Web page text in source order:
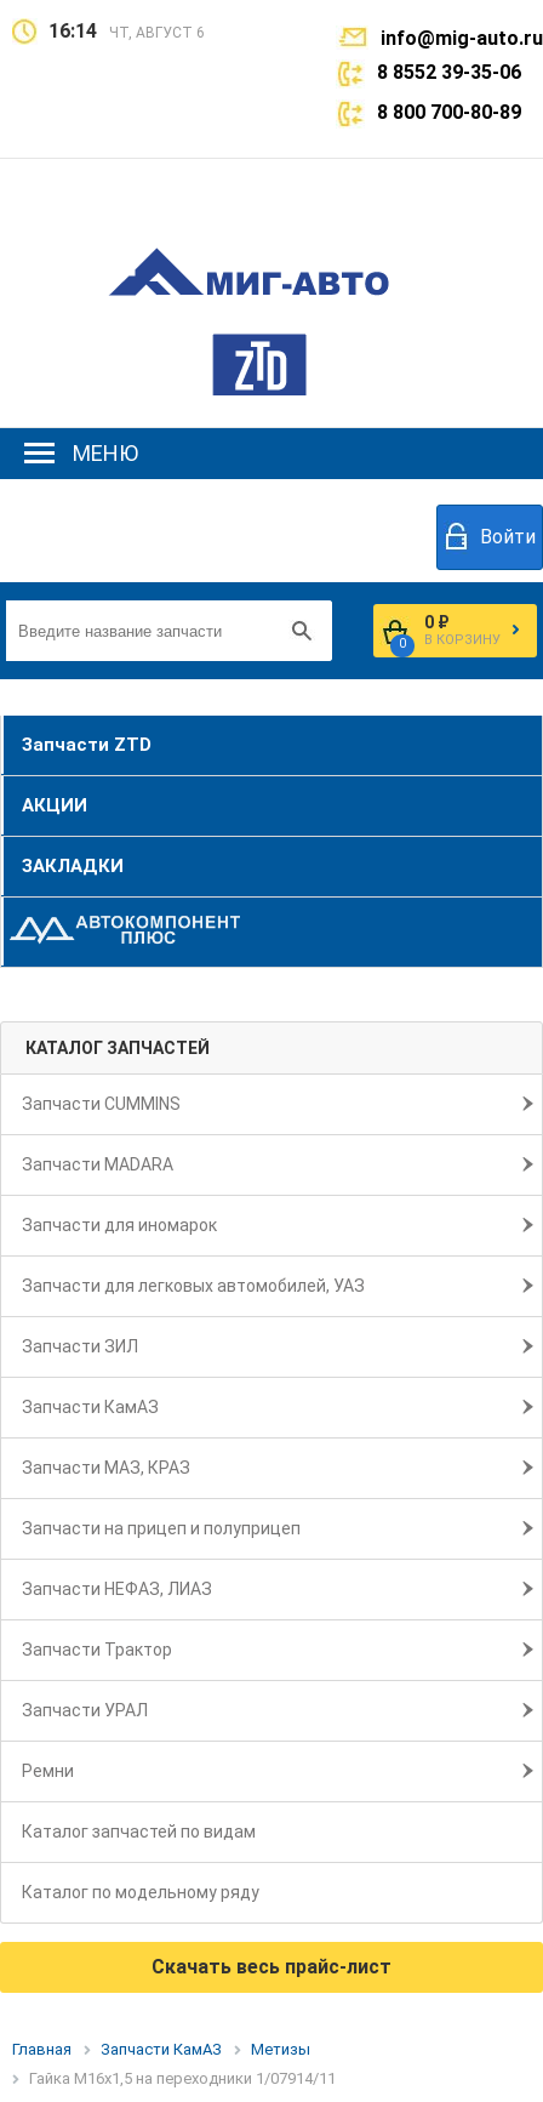
16:14 ЧТ, АВГУСТ 6
info@mig-auto.ru
8 8552 39-35-06
8 800 700-80-89
МЕНЮ
Войти
0
0 ₽
В КОРЗИНУ
Запчасти ZTD
АКЦИИ
ЗАКЛАДКИ
КАТАЛОГ ЗАПЧАСТЕЙ
Запчасти CUMMINS
Запчасти MADARA
Запчасти для иномарок
Запчасти для легковых автомобилей, УАЗ
Запчасти ЗИЛ
Запчасти КамАЗ
Запчасти МАЗ, КРАЗ
Запчасти на прицеп и полуприцеп
Запчасти НЕФАЗ, ЛИАЗ
Запчасти Трактор
Запчасти УРАЛ
Ремни
Каталог запчастей по видам
Каталог по модельному ряду
Скачать весь прайс-лист
Главная Запчасти КамАЗ
Метизы
Гайка М16х1,5 на переходники 1/07914/11